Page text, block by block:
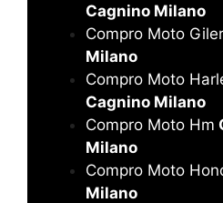
Cagnino Milano
Compro Moto
Milano
Compro Moto
Cagnino Milano
Compro Moto Hm
Milano
Compro Moto
Milano